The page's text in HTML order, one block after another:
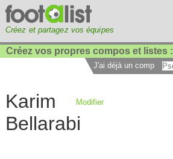
Créez et partagez vos équipes
Créez vos propres compos et listes :
J'ai déjà un compte :
Karim
Bellarabi
Modifier